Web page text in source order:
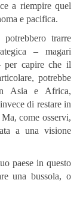
a riempire quel
e pacifica.
trarre
– magari
per capire che il
potrebbe
Asia e Africa,
di restare in
come osservi,
a una visione
paese in questo
una bussola, o